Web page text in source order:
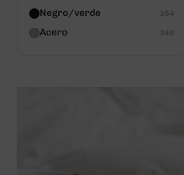
Negro/verde 354
Acero 349